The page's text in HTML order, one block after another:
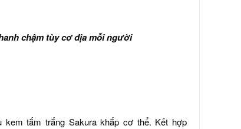
chậm tùy cơ địa mỗi người
kem tắm trắng Sakura khắp cơ thể. Kết hợp